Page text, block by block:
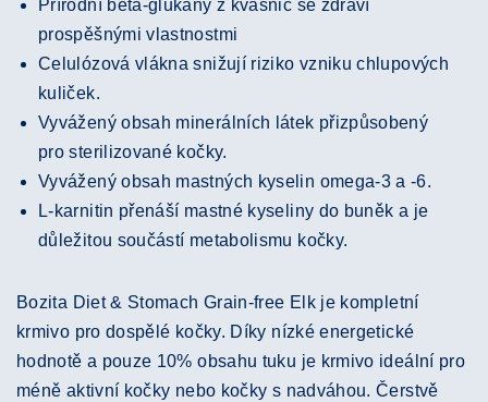
Přírodní beta-glukany z kvasnic se zdraví
prospěšnými vlastnostmi
Celulózová vlákna snižují riziko vzniku chlupových
kuliček.
Vyvážený obsah minerálních látek přizpůsobený
pro sterilizované kočky.
Vyvážený obsah mastných kyselin omega-3 a -6.
L-karnitin přenáší mastné kyseliny do buněk a je
důležitou součástí metabolismu kočky.
Bozita Diet & Stomach Grain-free Elk je kompletní
krmivo pro dospělé kočky. Díky nízké energetické
hodnotě a pouze 10% obsahu tuku je krmivo ideální pro
méně aktivní kočky nebo kočky s nadváhou. Čerstvě